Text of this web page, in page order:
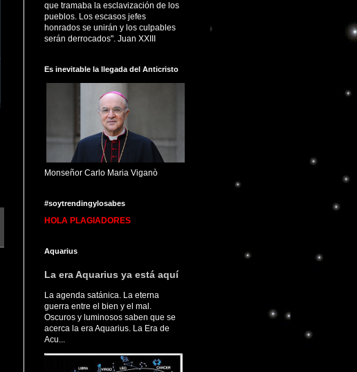
que tramaba la esclavización de los
pueblos. Los escasos jefes
honrados se unirán y los culpables
serán derrocados". Juan XXIII
Es inevitable la llegada del Anticristo
Monseñor Carlo Maria Viganò
#soytrendingylosabes
HOLA PLAGIADORES
Aquarius
La era Aquarius ya está aquí
La agenda satánica. La eterna
guerra entre el bien y el mal.
Oscuros y luminosos saben que se
acerca la era Aquarius. La Era de
Acu...